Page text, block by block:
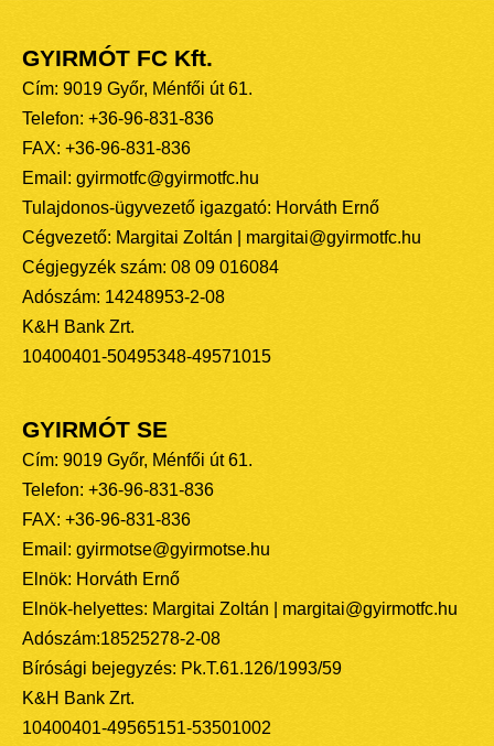
GYIRMÓT FC Kft.
Cím: 9019 Győr, Ménfői út 61.
Telefon: +36-96-831-836
FAX: +36-96-831-836
Email: gyirmotfc@gyirmotfc.hu
Tulajdonos-ügyvezető igazgató: Horváth Ernő
Cégvezető: Margitai Zoltán | margitai@gyirmotfc.hu
Cégjegyzék szám: 08 09 016084
Adószám: 14248953-2-08
K&H Bank Zrt.
10400401-50495348-49571015
GYIRMÓT SE
Cím: 9019 Győr, Ménfői út 61.
Telefon: +36-96-831-836
FAX: +36-96-831-836
Email: gyirmotse@gyirmotse.hu
Elnök: Horváth Ernő
Elnök-helyettes: Margitai Zoltán | margitai@gyirmotfc.hu
Adószám:18525278-2-08
Bírósági bejegyzés: Pk.T.61.126/1993/59
K&H Bank Zrt.
10400401-49565151-53501002